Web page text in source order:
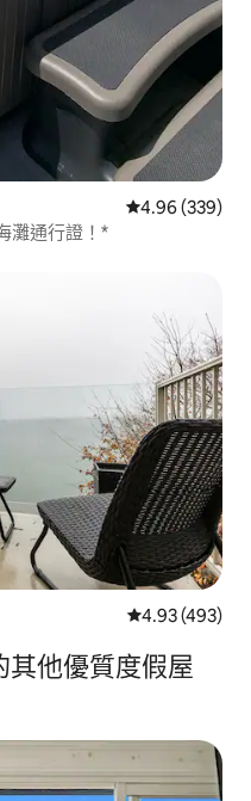
從 339 則評價
4.96 (339)
灘通行證！*
從 493 則評價
4.93 (493)
其他優質度假屋